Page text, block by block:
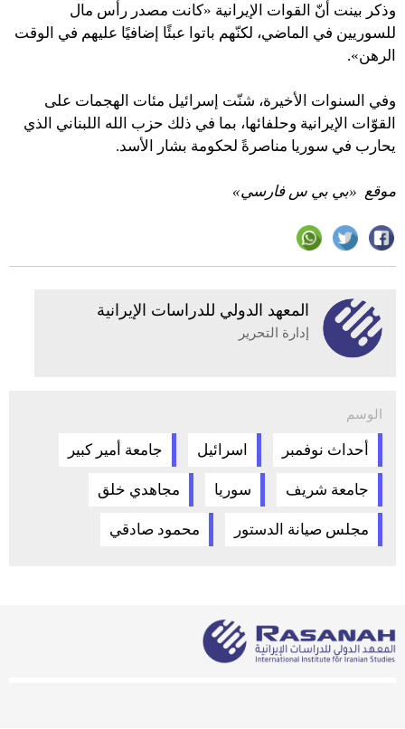
وذكر بينت أنّ القوات الإيرانية «كانت مصدر رأس مال
للسوريين في الماضي، لكنّهم باتوا عبئًا إضافيًا عليهم في الوقت
الرهن».
وفي السنوات الأخيرة، شنّت إسرائيل مئات الهجمات على
القوّات الإيرانية وحلفائها، بما في ذلك حزب الله اللبناني الذي
يحارب في سوريا مناصرةً لحكومة بشار الأسد.
موقع «بي بي س فارسي»
المعهد الدولي للدراسات الإيرانية
إدارة التحرير
الوسم
أحداث نوفمبر اسرائيل جامعة أمير كبير
جامعة شريف سوريا مجاهدي خلق
مجلس صيانة الدستور محمود صادقي